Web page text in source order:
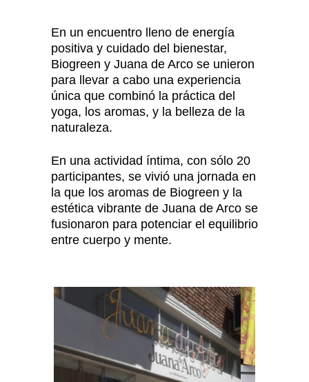
En un encuentro lleno de energía
positiva y cuidado del bienestar,
Biogreen y Juana de Arco se unieron
para llevar a cabo una experiencia
única que combinó la práctica del
yoga, los aromas, y la belleza de la
naturaleza.
En una actividad íntima, con sólo 20
participantes, se vivió una jornada en
la que los aromas de Biogreen y la
estética vibrante de Juana de Arco se
fusionaron para potenciar el equilibrio
entre cuerpo y mente.